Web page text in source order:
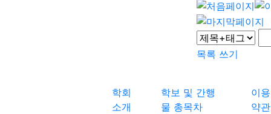
목록 쓰기
학회
소개
학보 및 간행
물 총목차
이용
약관